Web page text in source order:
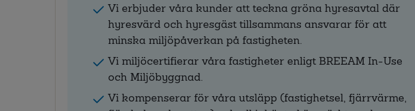
Vi erbjuder våra kunder att teckna gröna hyresavtal där
hyresvärd och hyresgäst tillsammans ansvarar för att
minska miljöpåverkan på fastigheten.
Vi miljöcertifierar våra fastigheter enligt BREEAM In-Use
och Miljöbyggnad.
Vi kompenserar för våra utsläpp (fastighetsel, fjärrvärme,